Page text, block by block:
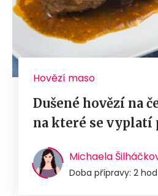
Hovězí maso
Dušené hovězí na
na které se vyplatí
Michaela
Doba přípravy: 2 hod